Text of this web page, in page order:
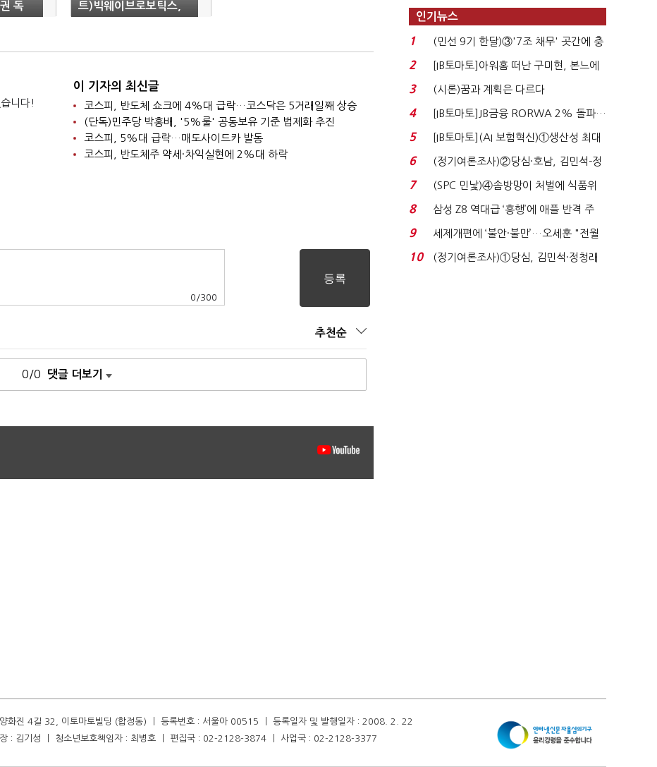
독
권 재
트)빅웨이브로보틱스,
로봇시장 성장 타고 코
니다!
이 기자의 최신글
코스피, 반도체 쇼크에 4%대 급락…코스닥은 5거래일째 상승
(단독)민주당 박홍배, '5%룰' 공동보유 기준 법제화 추진
코스피, 5%대 급락…매도사이드카 발동
코스피, 반도체주 약세·차익실현에 2%대 하락
0 /300
추천순
0/0 댓글 더보기
인기뉴스
1
(민선 9기 한달)③'7조 채무' 곳간에 충
격…추미애, 20년...
2
[IB토마토]아워홈 떠난 구미현, 본느에
340억 베팅…가...
3 (시론)꿈과 계획은 다르다
4
[IB토마토]JB금융 RORWA 2% 돌파…
실적 견인은 은행 ...
5
[IB토마토](AI 보험혁신)①생산성 최대
80% 개선…현실...
6
(정기여론조사)②당심·호남, 김민석-정
청래 '초접전'...
7
(SPC 민낯)④솜방망이 처벌에 식품위
생법 위반 반복...
8
삼성 Z8 역대급 ‘흥행’에 애플 반격 주
목…9월 ‘폴...
9
세제개편에 ‘불안·불만’…오세훈 "전월
세 구하기 더 ...
10
(정기여론조사)①당심, 김민석·정청래
화진 4길 32, 이토마토빌딩 (합정동) ㅣ 등록번호 : 서울아 00515 ㅣ 등록일자 및 발행일자 : 2008. 2. 22
장 : 김기성 ㅣ 청소년보호책임자 : 최병호 ㅣ 편집국 : 02-2128-3874 ㅣ 사업국 : 02-2128-3377